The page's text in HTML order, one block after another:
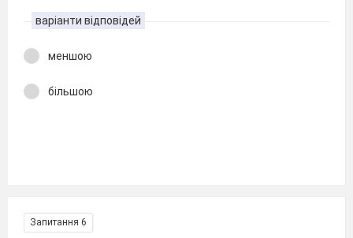
варіанти відповідей
меншою
більшою
Запитання 6